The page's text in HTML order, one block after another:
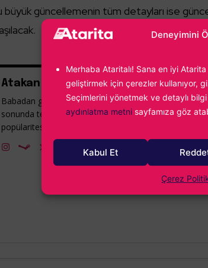
Deneyimini
Merhaba Ataritalı! Sana en iyi
geliştirmek için çerezler kullanıyor,
Seçimlerini yönetmek ve detaylı
aydınlatma metni sayfamıza göz
Kabul Et
Çerez
büyük güncellemenin tüm detayları ise
Atakan Gümrükçüoğlu
Babadan gelme video oyun tutkunluğumun önüne
sonunda tekrar oyun oynuyorum. Fighting Force ile
popülaritesine kadar uzanıyor...